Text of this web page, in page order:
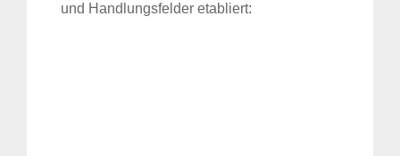
und Handlungsfelder etabliert: